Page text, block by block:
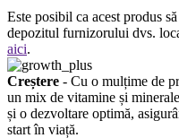
Este posibil ca acest produs
depozitul furnizorului dvs.
aici.
Creștere - Cu o mulțime de
un mix de vitamine și
și o dezvoltare optimă,
start în viață.